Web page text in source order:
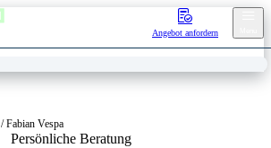
Angebot anfordern
/Fabian Vespa
Persönliche Beratung